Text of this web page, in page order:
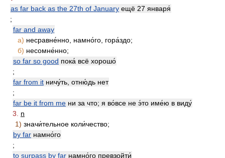
as far back as the 27th of January ещё 27 января́
;
far and away
а) несравне́нно, намно́го, гора́здо;
б) несомне́нно;
so far so good пока́ всё хорошо́
;
far from it ничу́ть, отню́дь нет
;
far be it from me ни за что; я во́все не э́то име́ю в виду́
3.
n
1) значи́тельное коли́чество;
by far намно́го
;
to surpass by far намно́го превзойти́